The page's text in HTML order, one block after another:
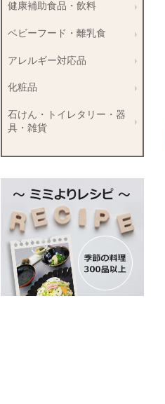
健康補助食品・飲料
ベビーフード・離乳食
アレルギー対応品
化粧品
石けん・トイレタリー・器
具・雑貨